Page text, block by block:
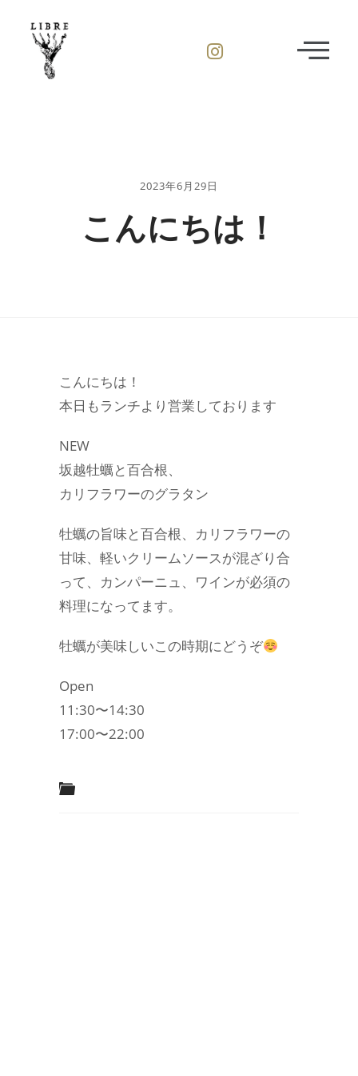
2023年6月29日
こんにちは！
こんにちは！
本日もランチより営業しております
NEW
坂越牡蠣と百合根、
カリフラワーのグラタン
牡蠣の旨味と百合根、カリフラワーの
甘味、軽いクリームソースが混ざり合
って、カンパーニュ、ワインが必須の
料理になってます。
牡蠣が美味しいこの時期にどうぞ
Open
11:30〜14:30
17:00〜22:00